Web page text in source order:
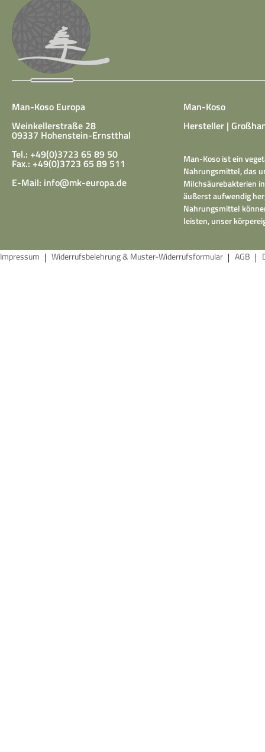
Man-Koso Europa
Weinkellerstraße 28
09337 Hohenstein-Ernstthal
Tel.: +49(0)3723 65 89 50
Fax.: +49(0)3723 65 89 511
E-Mail: info@mk-europa.de
Man-Koso
Hersteller |
Man-Koso ist ein
Nahrungsmittel, das
Milchsäurebakterien
äußerst aufwendig
Nahrungsmittel
leisten, unser
Impressum Widerrufsbelehrung & Muster-Widerrufsformular AGB